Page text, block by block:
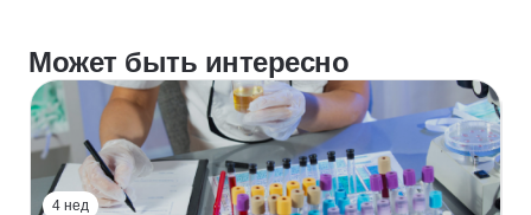
Может быть интересно
4 нед